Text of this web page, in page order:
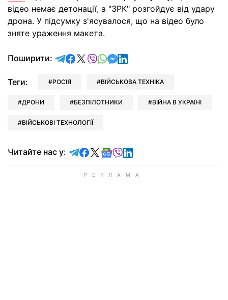
відео немає детонації, а "ЗРК" розгойдує від удару
дрона. У підсумку з'ясувалося, що на відео було
зняте ураження макета.
Поширити: відправити у Telegram
поділитись у Facebook
поділитись у X
відправити у Viber
відправити у Whatsapp
відправити у Messenger
відправити у LinkedIn
Теги: РОСІЯ ВІЙСЬКОВА ТЕХНІКА
ДРОНИ БЕЗПІЛОТНИКИ ВІЙНА В УКРАЇНІ
ВІЙСЬКОВІ ТЕХНОЛОГІЇ
Читайте нас у: Читайте у Telegram
Читайте у Facebook
Читайте у X
Читайте у Google news
Читайте у Viber
Читайте у LinkedIn